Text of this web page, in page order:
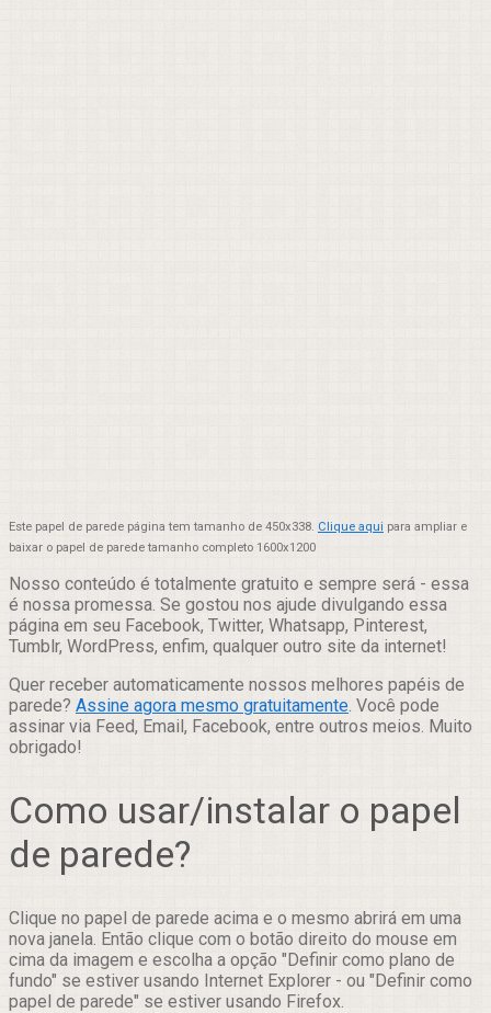
Este papel de parede página tem tamanho de 450x338. Clique aqui para ampliar e
baixar o papel de parede tamanho completo 1600x1200
Nosso conteúdo é totalmente gratuito e sempre será - essa
é nossa promessa. Se gostou nos ajude divulgando essa
página em seu Facebook, Twitter, Whatsapp, Pinterest,
Tumblr, WordPress, enfim, qualquer outro site da internet!
Quer receber automaticamente nossos melhores papéis de
parede? Assine agora mesmo gratuitamente. Você pode
assinar via Feed, Email, Facebook, entre outros meios. Muito
obrigado!
Como usar/instalar o papel
de parede?
Clique no papel de parede acima e o mesmo abrirá em uma
nova janela. Então clique com o botão direito do mouse em
cima da imagem e escolha a opção "Definir como plano de
fundo" se estiver usando Internet Explorer - ou "Definir como
papel de parede" se estiver usando Firefox.